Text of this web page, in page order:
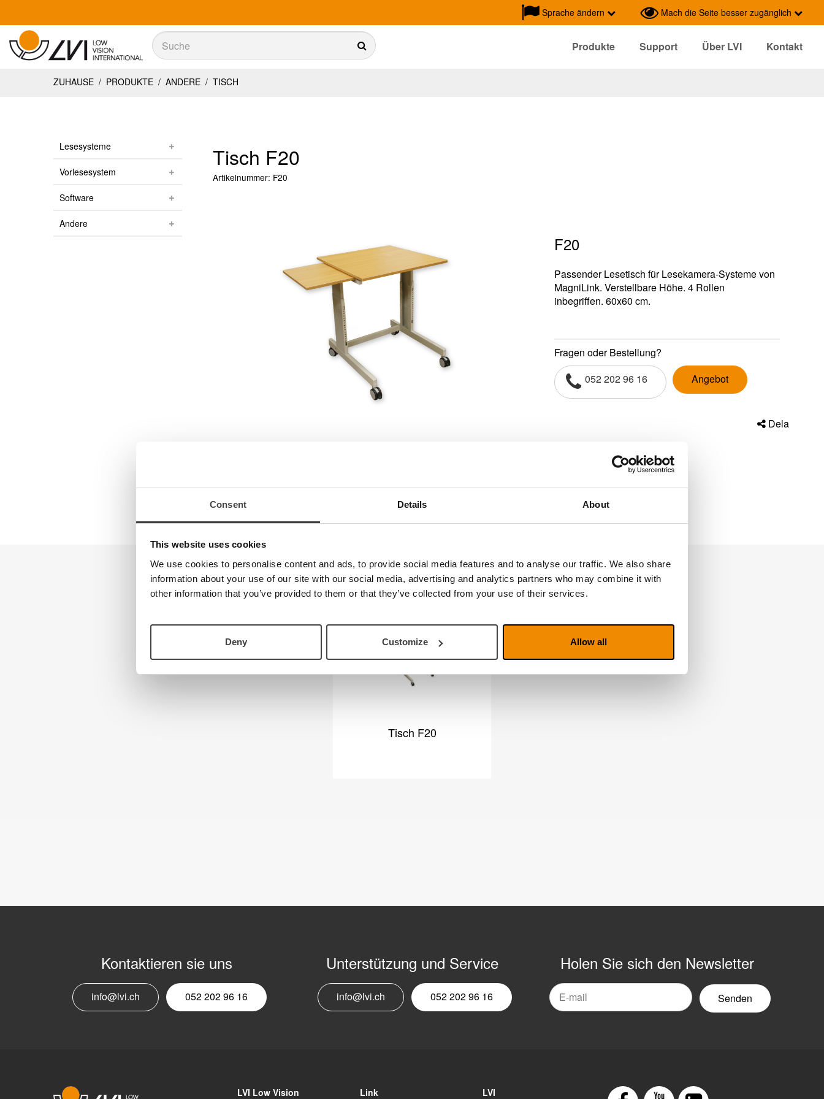
Consent Details About
This website uses cookies
We use cookies to personalise content and ads, to provide social media features and to analyse our traffic. We also share
information about your use of our site with our social media, advertising and analytics partners who may combine it with
other information that you’ve provided to them or that they’ve collected from your use of their services.
Deny Customize Allow all
Sprache ändern Mach die Seite besser zugänglich
Suche
Produkte Support Über LVI
Kontakt
ZUHAUSE / PRODUKTE / ANDERE / TISCH
Lesesysteme
Vorlesesystem
Software
Andere
Tisch F20
Artikelnummer: F20
F20
Passender Lesetisch für Lesekamera-Systeme von
MagniLink. Verstellbare Höhe. 4 Rollen
inbegriffen. 60x60 cm.
Fragen oder Bestellung?
052 202 96 16
Angebot
Dela
Produkte aus derselben Kategorie
Tisch F20
Kontaktieren sie uns
info@lvi.ch 052 202 96 16
Unterstützung und Service
info@lvi.ch 052 202 96 16
Holen Sie sich den Newsletter
E-
Mail-
Newsletter
LVI Low Vision
Link
LVI